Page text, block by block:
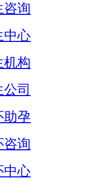
咨询
中心
机构
司
助孕
咨询
中心